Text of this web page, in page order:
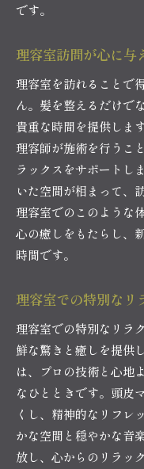
です。
理容室訪問が心に与
理容室を訪れることで
ん。髪を整えるだけで
貴重な時間を提供しま
理容師が施術を行うこ
ラックスをサポートし
いた空間が相まって、
理容室でのこのような
心の癒しをもたらし、
時間です。
理容室での特別なリ
理容室での特別なリラ
鮮な驚きと癒しを提供
は、プロの技術と心地
なひとときです。頭皮
くし、精神的なリフレ
かな空間と穏やかな音
放し、心からのリラッ